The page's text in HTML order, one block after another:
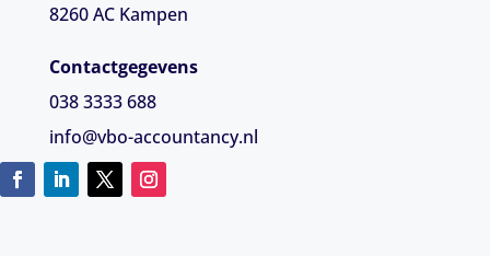
8260 AC Kampen
Contactgegevens
038 3333 688
info@vbo-accountancy.nl